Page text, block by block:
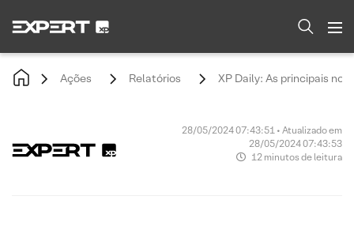
Ações Relatórios XP Daily: As principais
28/05/2024 07:43:51 • Atualizado em
28/05/2024 07:43:53
12 minutos de leitura